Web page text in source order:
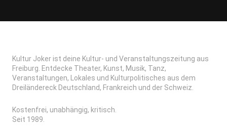
Kultur Joker ist deine Kultur- und Veranstaltungszeitung aus
Freiburg. Entdecke Theater, Kunst, Musik, Tanz,
Veranstaltungen, Lokales und Kulturpolitisches aus dem
Dreiländereck Deutschland, Frankreich und der Schweiz.
Kostenfrei, unabhängig, kritisch.
Seit 1989.